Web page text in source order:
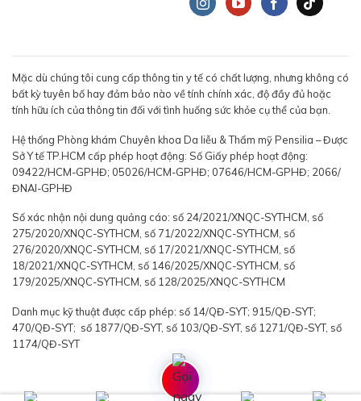
Mặc dù chúng tôi cung cấp thông tin y tế có chất lượng, nhưng không có
bất kỳ tuyên bố hay đảm bảo nào về tính chính xác, độ đầy đủ hoặc
tính hữu ích của thông tin đối với tình huống sức khỏe cụ thể của bạn.
Hệ thống Phòng khám Chuyên khoa Da liễu & Thẩm mỹ Pensilia – Được
Sở Y tế TP.HCM cấp phép hoạt động: Số Giấy phép hoạt động:
09422/HCM-GPHĐ; 05026/HCM-GPHĐ; 07646/HCM-GPHĐ; 2066/
ĐNAI-GPHĐ
Số xác nhận nội dung quảng cáo: số 24/2021/XNQC-SYTHCM, số
275/2020/XNQC-SYTHCM, số 71/2022/XNQC-SYTHCM, số
276/2020/XNQC-SYTHCM, số 17/2021/XNQC-SYTHCM, số
18/2021/XNQC-SYTHCM, số 146/2025/XNQC-SYTHCM, số
179/2025/XNQC-SYTHCM, số 128/2025/XNQC-SYTHCM
Danh mục kỹ thuật được cấp phép: số 14/QĐ-SYT; 915/QĐ-SYT;
470/QĐ-SYT; số 1877/QĐ-SYT, số 103/QĐ-SYT, số 1271/QĐ-SYT, số
1174/QĐ-SYT